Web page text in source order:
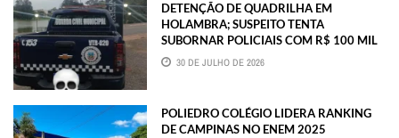
DETENÇÃO DE QUADRILHA EM
HOLAMBRA; SUSPEITO TENTA
SUBORNAR POLICIAIS COM R$ 100 MIL
30 DE JULHO DE 2026
POLIEDRO COLÉGIO LIDERA RANKING
DE CAMPINAS NO ENEM 2025